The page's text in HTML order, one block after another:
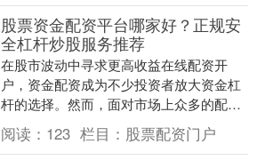
股票资金配资平台哪家好？正规安
全杠杆炒股服务推荐
在股市波动中寻求更高收益在线配资开
户，资金配资成为不少投资者放大资金杠
杆的选择。然而，面对市场上众多的配资
平台，如何选择一家正规、安全、可靠的
服务商，成为投资者....
阅读： 123 栏目： 股票配资门户